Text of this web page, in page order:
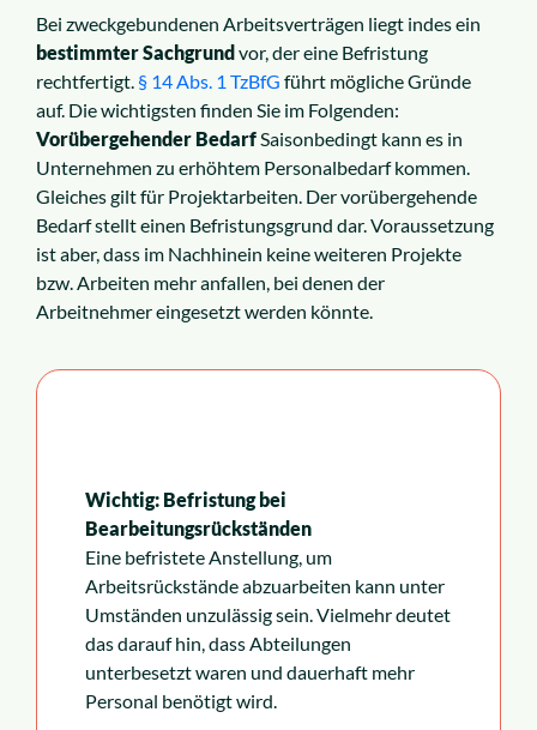
Bei zweckgebundenen Arbeitsverträgen liegt indes ein
bestimmter Sachgrund vor, der eine Befristung
rechtfertigt. § 14 Abs. 1 TzBfG führt mögliche Gründe
auf. Die wichtigsten finden Sie im Folgenden:
Vorübergehender BedarfSaisonbedingt kann es in
Unternehmen zu erhöhtem Personalbedarf kommen.
Gleiches gilt für Projektarbeiten. Der vorübergehende
Bedarf stellt einen Befristungsgrund dar. Voraussetzung
ist aber, dass im Nachhinein keine weiteren Projekte
bzw. Arbeiten mehr anfallen, bei denen der
Arbeitnehmer eingesetzt werden könnte.
Wichtig: Befristung bei
Bearbeitungsrückständen
Eine befristete Anstellung, um
Arbeitsrückstände abzuarbeiten kann unter
Umständen unzulässig sein. Vielmehr deutet
das darauf hin, dass Abteilungen
unterbesetzt waren und dauerhaft mehr
Personal benötigt wird.